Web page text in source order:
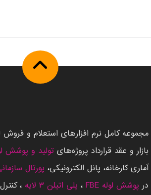
مجموعه کامل نرم افزارهای استعلام و
بازار و عقد قرارداد پروژه‌های تولید و پوشش
آماری کارخانه، پانل الکترونیکی، پورتال
در پوشش لوله FBE ، پلی اتیلن ۳ لایه
،